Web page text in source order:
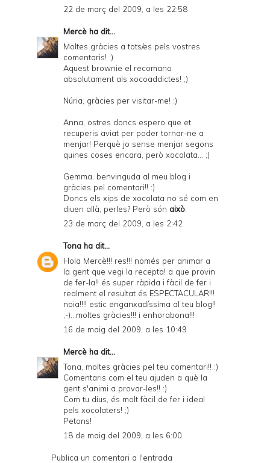
22 de març del 2009, a les 22:58
Mercè ha dit...
Moltes gràcies a tots/es pels vostres
comentaris! :)
Aquest brownie el recomano
absolutament als xocoaddictes! ;)
Núria, gràcies per visitar-me! :)
Anna, ostres doncs espero que et
recuperis aviat per poder tornar-ne a
menjar! Perquè jo sense menjar segons
quines coses encara, però xocolata... ;)
Gemma, benvinguda al meu blog i
gràcies pel comentari!! :)
Doncs els xips de xocolata no sé com en
diuen allà, perles? Però són això
23 de març del 2009, a les 2:42
Tona ha dit...
Hola Mercè!!! res!!! només per animar a
la gent que vegi la recepta! a que provin
de fer-la!! és super ràpida i fàcil de fer i
realment el resultat és ESPECTACULAR!!!
noia!!!! estic enganxadíssima al teu blog!!
;-)...moltes gràcies!!! i enhorabona!!!
16 de maig del 2009, a les 10:49
Mercè ha dit...
Tona, moltes gràcies pel teu comentari!! :)
Comentaris com el teu ajuden a què la
gent s'animi a provar-les!! :)
Com tu dius, és molt fàcil de fer i ideal
pels xocolaters! ;)
Petons!
18 de maig del 2009, a les 6:00
Publica un comentari a l'entrada